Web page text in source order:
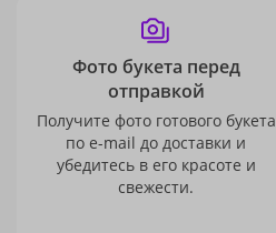
Фото букета перед
отправкой
Получите фото готового букета
по e-mail до доставки и
убедитесь в его красоте и
свежести.